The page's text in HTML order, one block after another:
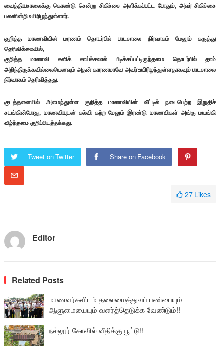
வைத்தியசாலைக்கு கொண்டு சென்று சிகிச்சை அளிக்கப்பட்ட போதும், அவர் சிகிச்சை
பலனின்றி உயிரிழந்துள்ளார்.
குறித்த மாணவியின் மரணம் தொடர்பில் பாடசாலை நிர்வாகம் மேலும் கருத்து
தெரிவிக்கையில்,
குறித்த மாணவி சளிக் காய்ச்சலால் பீடிக்கப்பட்டிருந்தமை தொடர்பில் தாம்
அறிந்திருக்கவில்லையெனவும் அதன் காரணமாவே அவர் உயிரிழந்துள்ளதாகவும் பாடசாலை
நிர்வாகம் தெரிவித்தது.
குடத்தனையில் அமைந்துள்ள குறித்த மாணவியின் வீட்டில் நடைபெற்ற இறுதிச்
சடங்கின்போது, மாணவியுடன் கல்வி கற்ற மேலும் இரண்டு மாணவிகள் அங்கு மயங்கி
வீழ்ந்தமை குறிப்பிடத்தக்கது.
Tweet on Twitter Share on Facebook
27 Likes
Editor
Related Posts
மாணவர்களிடம் தலைமைத்துவப் பண்பையும்
ஆளுமையையும் வளர்த்தெடுக்க வேண்டும்!!
நல்லூர் கோவில் வீதிக்கு பூட்டு!!